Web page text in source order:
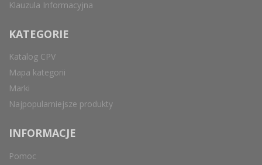
Klauzula Informacyjna
KATEGORIE
Katalog CPV
Mapa kategorii
Marki
Najpopularniejsze produkty
INFORMACJE
Pomoc